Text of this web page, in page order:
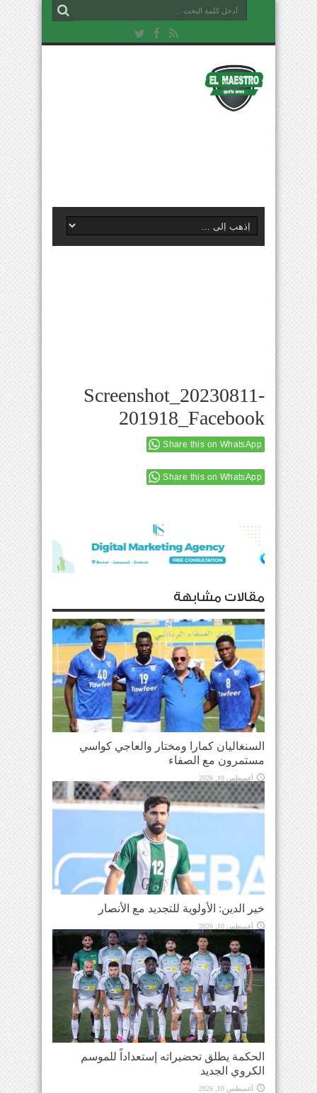
Screenshot_20230811-
201918_Facebook
Share this on WhatsApp
Share this on WhatsApp
مقالات مشابهة
السنغاليان كمارا ومختار والعاجي كواسي
مستمرون مع الصفاء
أغسطس 10, 2026
خير الدين: الأولوية للتجديد مع الأنصار
أغسطس 10, 2026
الحكمة يطلق تحضيراته إستعداداً للموسم
الكروي الجديد
أغسطس 10, 2026